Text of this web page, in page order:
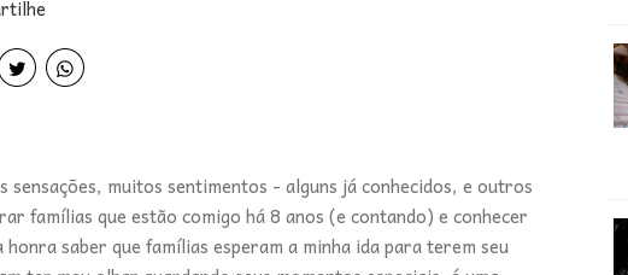
muitos sentimentos - alguns já conhecidos, e outros
famílias que estão comigo há 8 anos (e contando) e conhecer
saber que famílias esperam a minha ida para terem seu